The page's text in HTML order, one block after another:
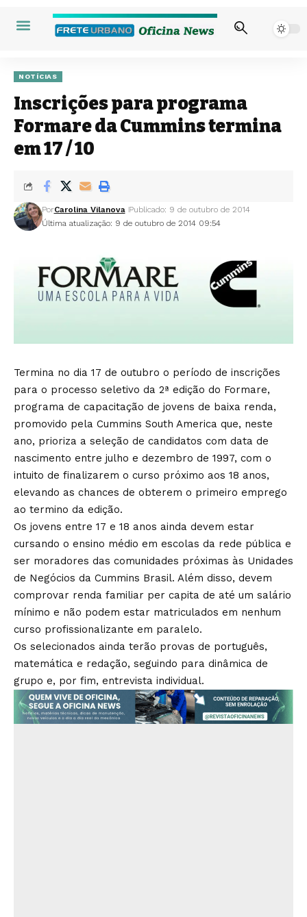
NOTÍCIAS
Inscrições para programa
Formare da Cummins termina
em 17 / 10
Última atualização: 9 de outubro de 2014 09:54
PorCarolina Vilanova Publicado: 9 de outubro de 2014
Termina no dia 17 de outubro o período de inscrições
para o processo seletivo da 2ª edição do Formare,
programa de capacitação de jovens de baixa renda,
promovido pela Cummins South America que, neste
ano, prioriza a seleção de candidatos com data de
nascimento entre julho e dezembro de 1997, com o
intuito de finalizarem o curso próximo aos 18 anos,
elevando as chances de obterem o primeiro emprego
ao termino da edição.
Os jovens entre 17 e 18 anos ainda devem estar
cursando o ensino médio em escolas da rede pública e
ser moradores das comunidades próximas às Unidades
de Negócios da Cummins Brasil. Além disso, devem
comprovar renda familiar per capita de até um salário
mínimo e não podem estar matriculados em nenhum
curso profissionalizante em paralelo.
Os selecionados ainda terão provas de português,
matemática e redação, seguindo para dinâmica de
grupo e, por fim, entrevista individual.